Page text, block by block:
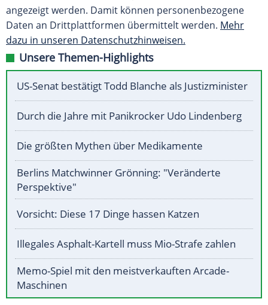
angezeigt werden. Damit können personenbezogene
Daten an Drittplattformen übermittelt werden. Mehr
dazu in unseren Datenschutzhinweisen.
Unsere Themen-Highlights
US-Senat bestätigt Todd Blanche als Justizminister
Durch die Jahre mit Panikrocker Udo Lindenberg
Die größten Mythen über Medikamente
Berlins Matchwinner Grönning: "Veränderte
Perspektive"
Vorsicht: Diese 17 Dinge hassen Katzen
Illegales Asphalt-Kartell muss Mio-Strafe zahlen
Memo-Spiel mit den meistverkauften Arcade-
Maschinen